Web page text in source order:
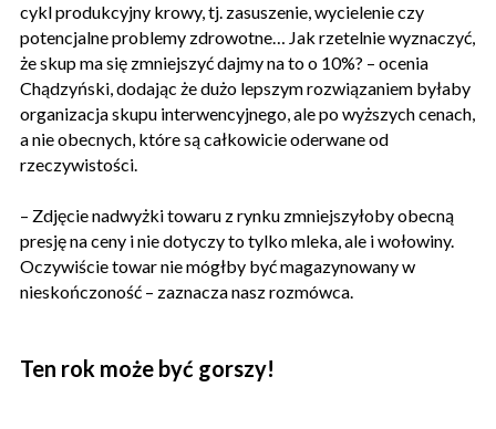
cykl produkcyjny krowy, tj. zasuszenie, wycielenie czy
potencjalne problemy zdrowotne… Jak rzetelnie wyznaczyć,
że skup ma się zmniejszyć dajmy na to o 10%? – ocenia
Chądzyński, dodając że dużo lepszym rozwiązaniem byłaby
organizacja skupu interwencyjnego, ale po wyższych cenach,
a nie obecnych, które są całkowicie oderwane od
rzeczywistości.
– Zdjęcie nadwyżki towaru z rynku zmniejszyłoby obecną
presję na ceny i nie dotyczy to tylko mleka, ale i wołowiny.
Oczywiście towar nie mógłby być magazynowany w
nieskończoność – zaznacza nasz rozmówca.
Ten rok może być gorszy!